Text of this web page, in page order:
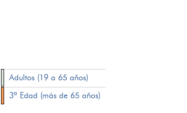
Adultos (19 a 65 años)
3ª Edad (más de 65 años)